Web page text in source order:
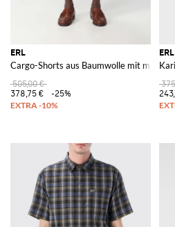
ERL
Cargo-Shorts aus Baumwolle mit
505,00 €
378,75 €
-25%
ERL